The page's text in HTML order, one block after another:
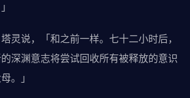
灵说，「和之前一样。七十二小时后，
深渊意志将尝试回收所有被释放的意识
。」